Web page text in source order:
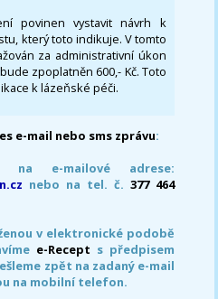
povinen vystavit návrh k
který toto indikuje. V tomto
za administrativní úkon
zpoplatněn 600,- Kč. Toto
k lázeňské péči.
e-mail nebo sms zprávu:
na e-mailové adrese:
nebo na tel. č. 377 464
v elektronické podobě
e-Recept s předpisem
zpět na zadaný e-mail
na mobilní telefon.